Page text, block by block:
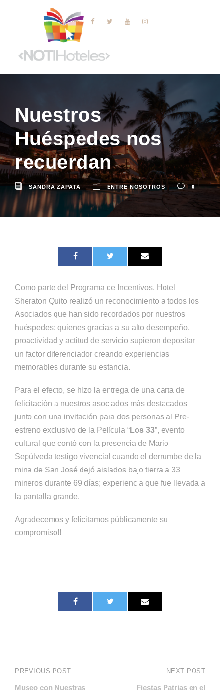
Nuestros
Huéspedes nos
recuerdan
SANDRA ZAPATA ENTRE NOSOTROS 0
Como parte del Programa de Incentivos, Hotel
Sheraton Quito realizó un reconocimiento a todos los
Asociados que han sido recordados por nuestros
huéspedes; quienes gracias a su alto desempeño,
proactividad y actitud de servicio supieron depositar
un factor diferenciador creando experiencias
memorables durante su estancia.
Para el efecto, se hizo la entrega de una carta de
felicitación a nuestros asociados más destacados
junto con una invitación para dos personas al Pre-
estreno exclusivo de la Película “Los 33”, evento
cultural que contó con la presencia de Mario
Sepúlveda testigo vivencial cuando el derrumbe de la
mina de San José dejó aislados bajo tierra a 33
mineros durante 69 días; experiencia que fue llevada a
la pantalla grande.
Agradecemos y felicitamos públicamente su
compromiso!!
PREVIOUS POST
Museo con Nuestras
NEXT POST
Fiestas Patrias en el